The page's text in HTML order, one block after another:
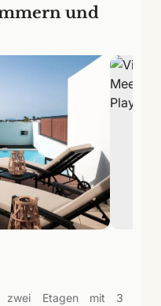
und
Etagen mit 3